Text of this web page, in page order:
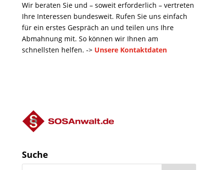
Wir beraten Sie und – soweit erforderlich – vertreten
Ihre Interessen bundesweit. Rufen Sie uns einfach
für ein erstes Gespräch an und teilen uns Ihre
Abmahnung mit. So können wir Ihnen am
schnellsten helfen. -> Unsere Kontaktdaten
Suche